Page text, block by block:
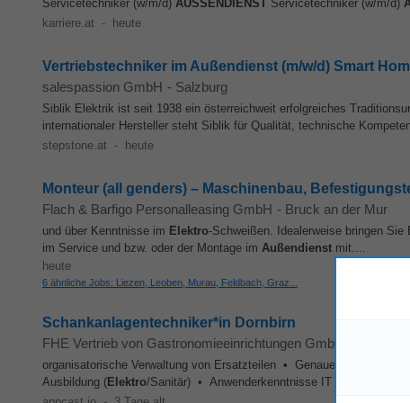
Servicetechniker (w/m/d) AUSSENDIENST Servicetechniker (w/m/d)
karriere.at - heute
Vertriebstechniker im Außendienst (m/w/d) Smart
salespassion GmbH - Salzburg
Siblik Elektrik ist seit 1938 ein österreichweit erfolgreiches
internationaler Hersteller steht Siblik für Qualität, technische
stepstone.at - heute
Monteur (all genders) – Maschinenbau,
Flach & Barfigo Personalleasing GmbH - Bruck an der Mur
und über Kenntnisse im Elektro-Schweißen. Idealerweise bringen Sie
im Service und bzw. oder der Montage im Außendienst mit....
heute
6 ähnliche Jobs: Liezen, Leoben, Murau, Feldbach, Graz...
Schankanlagentechniker*in Dornbirn
FHE Vertrieb von Gastronomieeinrichtungen GmbH (FHE
organisatorische Verwaltung von Ersatzteilen • Genaues und
Ausbildung ( Elektro/Sanitär) • Anwenderkenntnisse IT von Vorteil •